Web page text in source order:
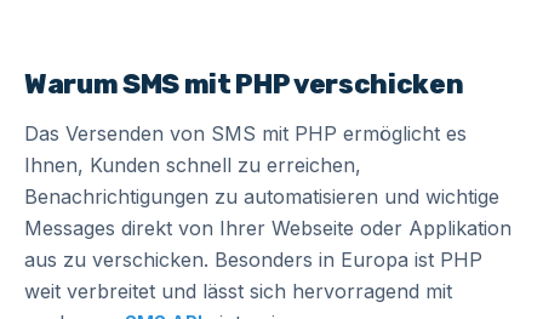
Warum SMS mit PHP verschicken
Das Versenden von SMS mit PHP ermöglicht es
Ihnen, Kunden schnell zu erreichen,
Benachrichtigungen zu automatisieren und wichtige
Messages direkt von Ihrer Webseite oder Applikation
aus zu verschicken. Besonders in Europa ist PHP
weit verbreitet und lässt sich hervorragend mit